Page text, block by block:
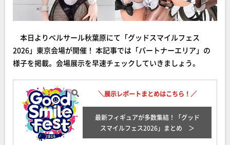
本日よりベルサール秋葉原にて「グッドスマイルフェス
2026」東京会場が開催！ 本記事では「パートナーエリア」の
様子を掲載。会場展示を早速チェックしていきましょう。
＼展示レポートまとめはこちら！／
最新フィギュアが多数集結！「グッド
スマイルフェス2026」まとめ